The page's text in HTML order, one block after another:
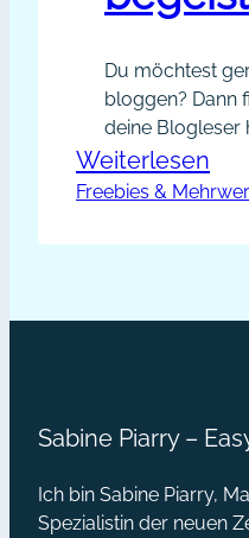
Du möchtest
bloggen? Dann
deine Blogleser
Blogartikeln
geben.
nächsten
dass dein Blog
Weiterlesen
Freebies &
Sabine Piarry –
Ich bin Sabine Piarry,
Spezialistin der neuen